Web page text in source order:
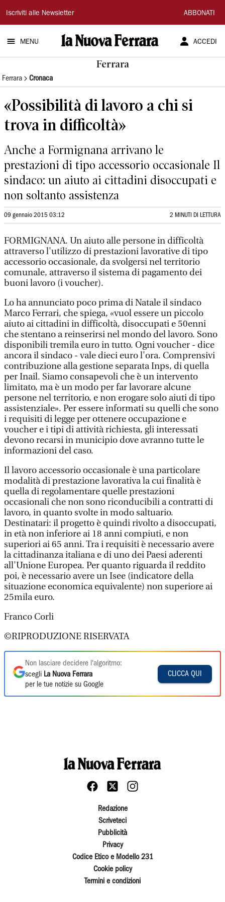
La
Nuova
Ferrara
Iscriviti alle Newsletter ABBONATI
MENU ACCEDI
Ferrara
Ferrara Cronaca
«Possibilità di lavoro a chi si
trova in difficoltà»
Anche a Formignana arrivano le
prestazioni di tipo accessorio occasionale Il
sindaco: un aiuto ai cittadini disoccupati e
non soltanto assistenza
09 gennaio 2015 03:12 2 MINUTI DI LETTURA
FORMIGNANA. Un aiuto alle persone in difficoltà
attraverso l'utilizzo di prestazioni lavorative di tipo
accessorio occasionale, da svolgersi nel territorio
comunale, attraverso il sistema di pagamento dei
buoni lavoro (i voucher).
Lo ha annunciato poco prima di Natale il sindaco
Marco Ferrari, che spiega, «vuol essere un piccolo
aiuto ai cittadini in difficoltà, disoccupati e 50enni
che stentano a reinserirsi nel mondo del lavoro. Sono
disponibili tremila euro in tutto. Ogni voucher - dice
ancora il sindaco - vale dieci euro l'ora. Comprensivi
contribuzione alla gestione separata Inps, di quella
per Inail. Siamo consapevoli che è un intervento
limitato, ma è un modo per far lavorare alcune
persone nel territorio, e non erogare solo aiuti di tipo
assistenziale». Per essere informati su quelli che sono
i requisiti di legge per ottenere occupazione e
voucher e i tipi di attività richiesta, gli interessati
devono recarsi in municipio dove avranno tutte le
informazioni del caso.
Il lavoro accessorio occasionale è una particolare
modalità di prestazione lavorativa la cui finalità è
quella di regolamentare quelle prestazioni
occasionali che non sono riconducibili a contratti di
lavoro, in quanto svolte in modo saltuario.
Destinatari: il progetto è quindi rivolto a disoccupati,
in età non inferiore ai 18 anni compiuti, e non
superiori ai 65 anni. Tra i requisiti è necessario avere
la cittadinanza italiana e di uno dei Paesi aderenti
all'Unione Europea. Per quanto riguarda il reddito
poi, è necessario avere un Isee (indicatore della
situazione economica equivalente) non superiore ai
25mila euro.
Franco Corli
©RIPRODUZIONE RISERVATA
Non lasciare decidere l'algoritmo:
scegli La Nuova Ferrara
per le tue notizie su Google
CLICCA QUI
Redazione
Scriveteci
Pubblicità
Privacy
Codice Etico e Modello 231
Cookie policy
Termini e condizioni